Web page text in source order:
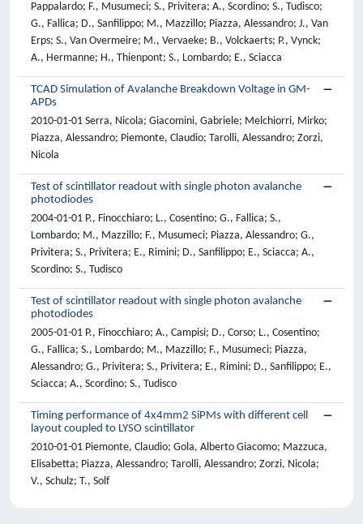
Pappalardo; F., Musumeci; S., Privitera; A., Scordino; S., Tudisco;
G., Fallica; D., Sanfilippo; M., Mazzillo; Piazza, Alessandro; J., Van
Erps; S., Van Overmeire; M., Vervaeke; B., Volckaerts; P., Vynck;
A., Hermanne; H., Thienpont; S., Lombardo; E., Sciacca
TCAD Simulation of Avalanche Breakdown Voltage in GM-
APDs
2010-01-01 Serra, Nicola; Giacomini, Gabriele; Melchiorri, Mirko;
Piazza, Alessandro; Piemonte, Claudio; Tarolli, Alessandro; Zorzi,
Nicola
Test of scintillator readout with single photon avalanche
photodiodes
2004-01-01 P., Finocchiaro; L., Cosentino; G., Fallica; S.,
Lombardo; M., Mazzillo; F., Musumeci; Piazza, Alessandro; G.,
Privitera; S., Privitera; E., Rimini; D., Sanfilippo; E., Sciacca; A.,
Scordino; S., Tudisco
Test of scintillator readout with single photon avalanche
photodiodes
2005-01-01 P., Finocchiaro; A., Campisi; D., Corso; L., Cosentino;
G., Fallica; S., Lombardo; M., Mazzillo; F., Musumeci; Piazza,
Alessandro; G., Privitera; S., Privitera; E., Rimini; D., Sanfilippo; E.,
Sciacca; A., Scordino; S., Tudisco
Timing performance of 4x4mm2 SiPMs with different cell
layout coupled to LYSO scintillator
2010-01-01 Piemonte, Claudio; Gola, Alberto Giacomo; Mazzuca,
Elisabetta; Piazza, Alessandro; Tarolli, Alessandro; Zorzi, Nicola;
V., Schulz; T., Solf